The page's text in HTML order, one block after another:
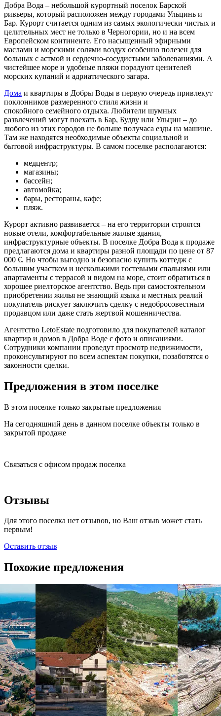
Добра Вода – небольшой курортный поселок Барской
ривьеры, который расположен между городами Ульцинь и
Бар. Курорт считается одним из самых экологически чистых и
целительных мест не только в Черногории, но и на всем
Европейском континенте. Его насыщенный эфирными
маслами и морскими солями воздух особенно полезен для
больных с астмой и сердечно-сосудистыми заболеваниями. А
чистейшее море и удобные пляжи порадуют ценителей
морских купаний и адриатического загара.
Дома и квартиры в Добры Воды в первую очередь привлекут
поклонников размеренного стиля жизни и
спокойного семейного отдыха. Любители шумных
развлечений могут поехать в Бар, Будву или Ульцин – до
любого из этих городов не больше получаса езды на машине.
Там же находятся необходимые объекты социальной и
бытовой инфраструктуры. В самом поселке располагаются:
медцентр;
магазины;
бассейн;
автомойка;
бары, рестораны, кафе;
пляж.
Курорт активно развивается – на его территории строятся
новые отели, комфортабельные жилые здания,
инфраструктурные объекты. В поселке Добра Вода к продаже
предлагаются дома и квартиры разной площади по цене от 87
000 €. Но чтобы выгодно и безопасно купить коттедж с
большим участком и несколькими гостевыми спальнями или
апартаменты с террасой и видом на море, стоит обратиться в
хорошее риелторское агентство. Ведь при самостоятельном
приобретении жилья не знающий языка и местных реалий
покупатель рискует заключить сделку с недобросовестным
продавцом или даже стать жертвой мошенничества.
Агентство LetoEstate подготовило для покупателей каталог
квартир и домов в Добра Воде с фото и описаниями.
Сотрудники компании проведут просмотр недвижимости,
проконсультируют по всем аспектам покупки, позаботятся о
законности сделки.
Предложения в этом поселке
В этом поселке только закрытые предложения
На сегодняшний день в данном поселке объекты только в
закрытой продаже
Связаться с офисом продаж поселка
Отзывы
Для этого поселка нет отзывов, но Ваш отзыв может стать
первым!
Оставить отзыв
Похожие предложения